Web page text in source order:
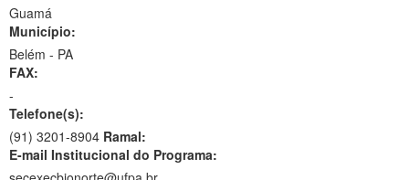
Guamá
Município:
Belém - PA
FAX:
-
Telefone(s):
(91) 3201-8904 Ramal:
E-mail Institucional do Programa: